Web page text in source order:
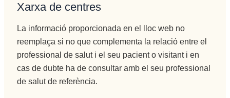
Xarxa de centres
La informació proporcionada en el lloc web no
reemplaça si no que complementa la relació entre el
professional de salut i el seu pacient o visitant i en
cas de dubte ha de consultar amb el seu professional
de salut de referència.